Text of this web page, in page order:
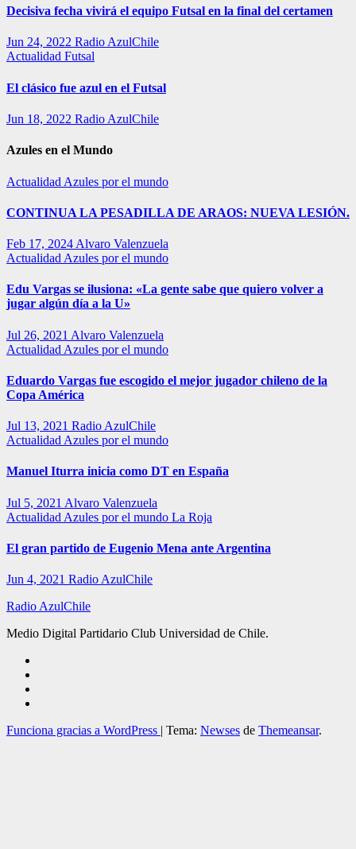
Decisiva fecha vivirá el equipo Futsal en la final del certamen
Jun 24, 2022 Radio AzulChile
Actualidad Futsal
El clásico fue azul en el Futsal
Jun 18, 2022 Radio AzulChile
Azules en el Mundo
Actualidad Azules por el mundo
CONTINUA LA PESADILLA DE ARAOS: NUEVA LESIÓN.
Feb 17, 2024 Alvaro Valenzuela
Actualidad Azules por el mundo
Edu Vargas se ilusiona: «La gente sabe que quiero volver a
jugar algún día a la U»
Jul 26, 2021 Alvaro Valenzuela
Actualidad Azules por el mundo
Eduardo Vargas fue escogido el mejor jugador chileno de la
Copa América
Jul 13, 2021 Radio AzulChile
Actualidad Azules por el mundo
Manuel Iturra inicia como DT en España
Jul 5, 2021 Alvaro Valenzuela
Actualidad Azules por el mundo La Roja
El gran partido de Eugenio Mena ante Argentina
Jun 4, 2021 Radio AzulChile
Radio AzulChile
Medio Digital Partidario Club Universidad de Chile.
Funciona gracias a WordPress | Tema: Newses de Themeansar.